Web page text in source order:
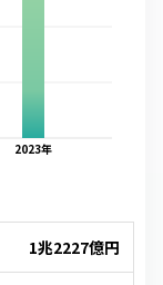
2023年
1兆2227億円